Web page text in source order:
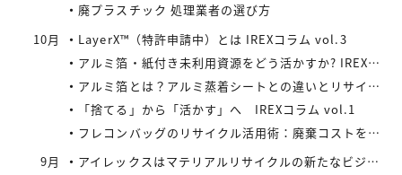
廃プラスチック 処理業者の選び方
10月
LayerX™（特許申請中）とは IREXコラム vol.3
アルミ箔・紙付き未利用資源をどう活かすか? IREXコラム vol.2
アルミ箔とは？アルミ蒸着シートとの違いとリサイクルの取り組み
「捨てる」から「活かす」へ IREXコラム vol.1
フレコンバッグのリサイクル活用術：廃棄コストを減らす具体策とは
9月
アイレックスはマテリアルリサイクルの新たなビジネスに着手